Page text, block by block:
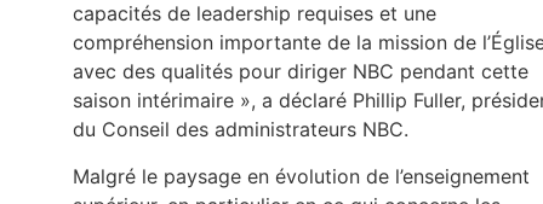
capacités de leadership requises et une
compréhension importante de la mission de
avec des qualités pour diriger NBC pendant cette
saison intérimaire », a déclaré Phillip Fuller,
du Conseil des administrateurs NBC.
Malgré le paysage en évolution de l’enseignement